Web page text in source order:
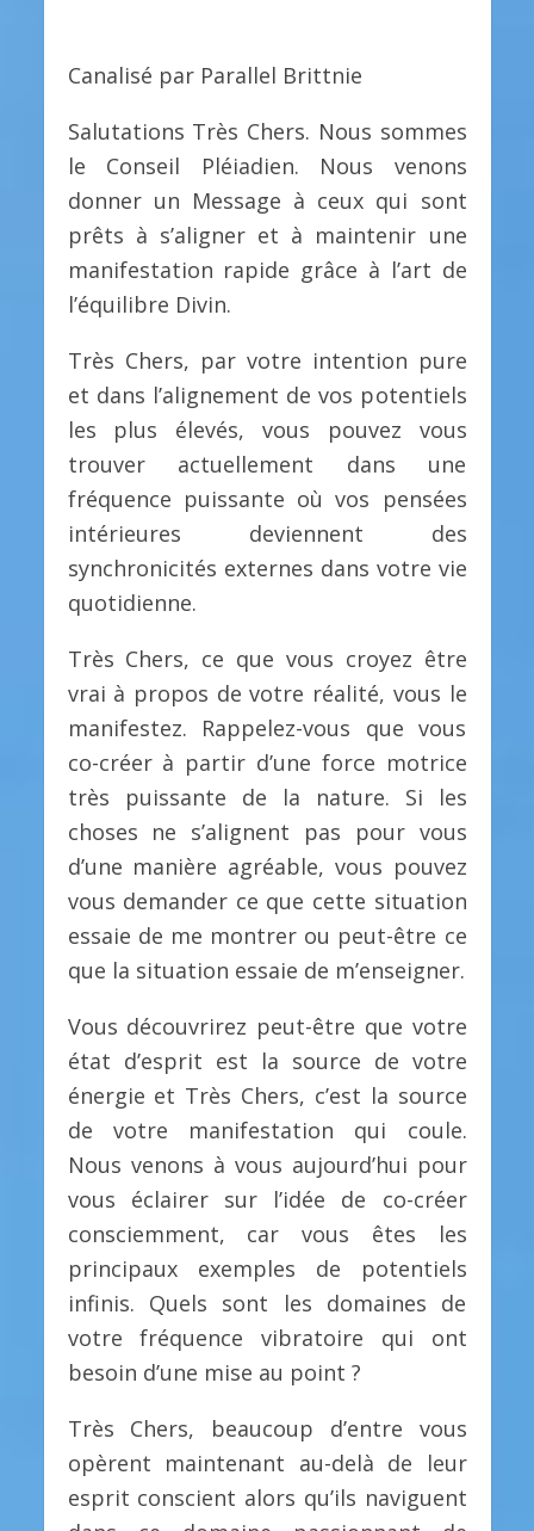
Canalisé par Parallel Brittnie
Salutations Très Chers. Nous sommes
le Conseil Pléiadien. Nous venons
donner un Message à ceux qui sont
prêts à s’aligner et à maintenir une
manifestation rapide grâce à l’art de
l’équilibre Divin.
Très Chers, par votre intention pure
et dans l’alignement de vos potentiels
les plus élevés, vous pouvez vous
trouver actuellement dans une
fréquence puissante où vos pensées
intérieures deviennent des
synchronicités externes dans votre vie
quotidienne.
Très Chers, ce que vous croyez être
vrai à propos de votre réalité, vous le
manifestez. Rappelez-vous que vous
co-créer à partir d’une force motrice
très puissante de la nature. Si les
choses ne s’alignent pas pour vous
d’une manière agréable, vous pouvez
vous demander ce que cette situation
essaie de me montrer ou peut-être ce
que la situation essaie de m’enseigner.
Vous découvrirez peut-être que votre
état d’esprit est la source de votre
énergie et Très Chers, c’est la source
de votre manifestation qui coule.
Nous venons à vous aujourd’hui pour
vous éclairer sur l’idée de co-créer
consciemment, car vous êtes les
principaux exemples de potentiels
infinis. Quels sont les domaines de
votre fréquence vibratoire qui ont
besoin d’une mise au point ?
Très Chers, beaucoup d’entre vous
opèrent maintenant au-delà de leur
esprit conscient alors qu’ils naviguent